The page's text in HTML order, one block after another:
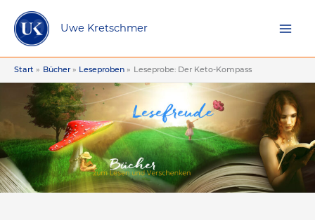
Inhalt
springen
Uwe Kretschmer
Start Bücher Leseproben Leseprobe: Der Keto-Kompass